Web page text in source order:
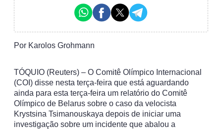
Por Karolos Grohmann
TÓQUIO (Reuters) – O Comitê Olímpico Internacional
(COI) disse nesta terça-feira que está aguardando
ainda para esta terça-feira um relatório do Comitê
Olímpico de Belarus sobre o caso da velocista
Krystsina Tsimanouskaya depois de iniciar uma
investigação sobre um incidente que abalou a